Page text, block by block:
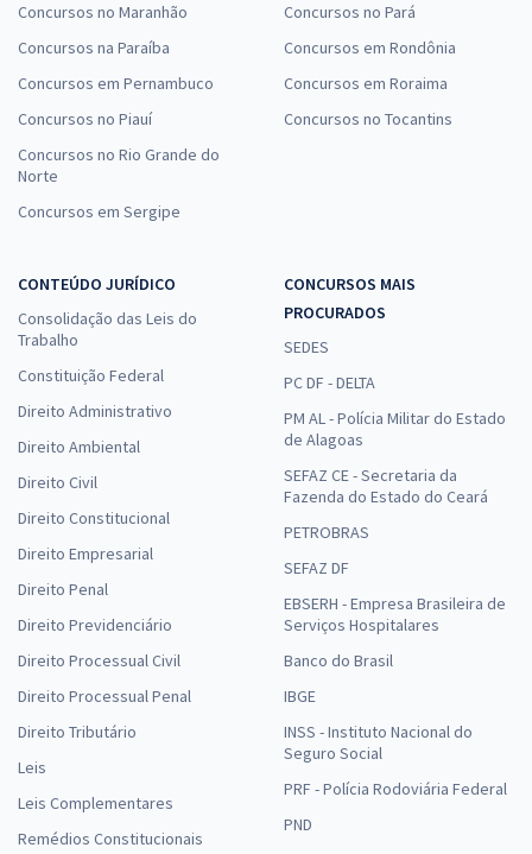
Concursos no Maranhão
Concursos na Paraíba
Concursos em Pernambuco
Concursos no Piauí
Concursos no Rio Grande do
Norte
Concursos em Sergipe
Concursos no Pará
Concursos em Rondônia
Concursos em Roraima
Concursos no Tocantins
CONTEÚDO JURÍDICO
Consolidação das Leis do
Trabalho
Constituição Federal
Direito Administrativo
Direito Ambiental
Direito Civil
Direito Constitucional
Direito Empresarial
Direito Penal
Direito Previdenciário
Direito Processual Civil
Direito Processual Penal
Direito Tributário
Leis
Leis Complementares
Remédios Constitucionais
CONCURSOS MAIS
PROCURADOS
SEDES
PC DF - DELTA
PM AL - Polícia Militar do Estado
de Alagoas
SEFAZ CE - Secretaria da
Fazenda do Estado do Ceará
PETROBRAS
SEFAZ DF
EBSERH - Empresa Brasileira de
Serviços Hospitalares
Banco do Brasil
IBGE
INSS - Instituto Nacional do
Seguro Social
PRF - Polícia Rodoviária Federal
PND